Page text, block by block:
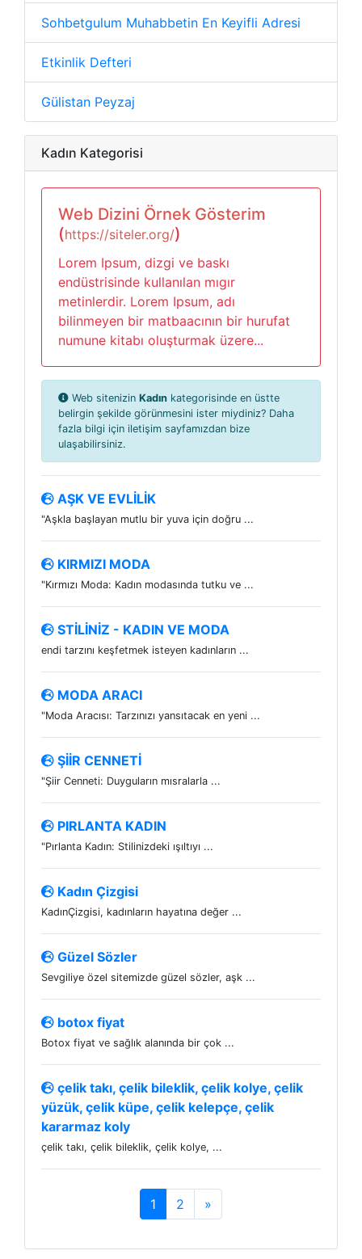
Sohbetgulum Muhabbetin En Keyifli Adresi
Etkinlik Defteri
Gülistan Peyzaj
Kadın Kategorisi
Web Dizini Örnek Gösterim
(https://siteler.org/)
Lorem Ipsum, dizgi ve baskı
endüstrisinde kullanılan mıgır
metinlerdir. Lorem Ipsum, adı
bilinmeyen bir matbaacının bir hurufat
numune kitabı oluşturmak üzere...
Web sitenizin Kadın kategorisinde en üstte
belirgin şekilde görünmesini ister miydiniz? Daha
fazla bilgi için iletişim sayfamızdan bize
ulaşabilirsiniz.
AŞK VE EVLİLİK
"Aşkla başlayan mutlu bir yuva için doğru ...
KIRMIZI MODA
"Kırmızı Moda: Kadın modasında tutku ve ...
STİLİNİZ - KADIN VE MODA
endi tarzını keşfetmek isteyen kadınların ...
MODA ARACI
"Moda Aracısı: Tarzınızı yansıtacak en yeni ...
ŞİİR CENNETİ
"Şiir Cenneti: Duyguların mısralarla ...
PIRLANTA KADIN
"Pırlanta Kadın: Stilinizdeki ışıltıyı ...
Kadın Çizgisi
KadınÇizgisi, kadınların hayatına değer ...
Güzel Sözler
Sevgiliye özel sitemizde güzel sözler, aşk ...
botox fiyat
Botox fiyat ve sağlık alanında bir çok ...
çelik takı, çelik bileklik, çelik kolye, çelik
yüzük, çelik küpe, çelik kelepçe, çelik
kararmaz koly
çelik takı, çelik bileklik, çelik kolye, ...
1 2 »